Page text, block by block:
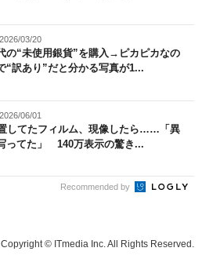
03/20
の“未使用銀貨”を購入→ピカピカなの
“訳あり”だと分かる写真が1...
06/01
してたフィルム、現像したら……「異
ってた」 140万表示の驚き...
Recommended by
Copyright © ITmedia Inc. All Rights Reserved.